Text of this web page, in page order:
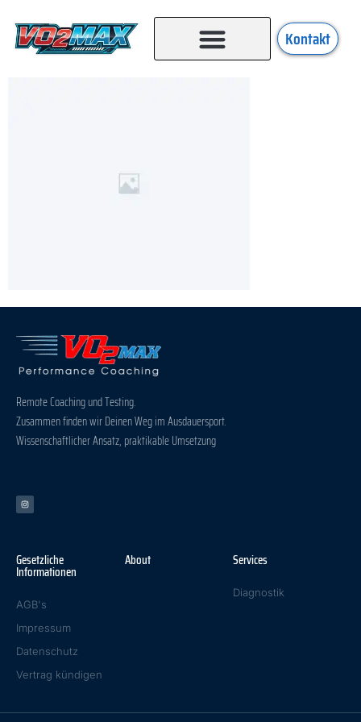
Kontakt
Remote Coaching und Testing.
Zusammen finden wir Deinen Weg im Ausdauersport.
Wissenschaftlicher Ansatz, praktikable Umsetzung
Gesetzliche
Informationen
AGB's
Impressum
Datenschutz
Vertrag kündigen
About Services
Diagnostik